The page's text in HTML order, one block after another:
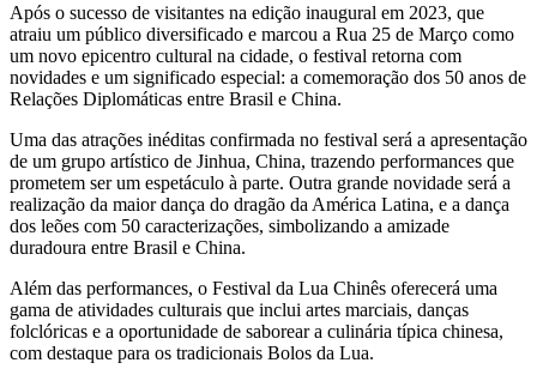
Após o sucesso de visitantes na edição inaugural em 2023, que
atraiu um público diversificado e marcou a Rua 25 de Março como
um novo epicentro cultural na cidade, o festival retorna com
novidades e um significado especial: a comemoração dos 50 anos de
Relações Diplomáticas entre Brasil e China.
Uma das atrações inéditas confirmada no festival será a apresentação
de um grupo artístico de Jinhua, China, trazendo performances que
prometem ser um espetáculo à parte. Outra grande novidade será a
realização da maior dança do dragão da América Latina, e a dança
dos leões com 50 caracterizações, simbolizando a amizade
duradoura entre Brasil e China.
Além das performances, o Festival da Lua Chinês oferecerá uma
gama de atividades culturais que inclui artes marciais, danças
folclóricas e a oportunidade de saborear a culinária típica chinesa,
com destaque para os tradicionais Bolos da Lua.